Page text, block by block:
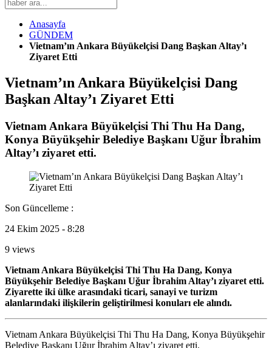
Anasayfa
GÜNDEM
Vietnam’ın Ankara Büyükelçisi Dang Başkan Altay’ı
Ziyaret Etti
Vietnam’ın Ankara Büyükelçisi Dang
Başkan Altay’ı Ziyaret Etti
Vietnam Ankara Büyükelçisi Thi Thu Ha Dang,
Konya Büyükşehir Belediye Başkanı Uğur İbrahim
Altay’ı ziyaret etti.
Son Güncelleme :
24 Ekim 2025 - 8:28
9 views
Vietnam Ankara Büyükelçisi Thi Thu Ha Dang, Konya
Büyükşehir Belediye Başkanı Uğur İbrahim Altay’ı ziyaret etti.
Ziyarette iki ülke arasındaki ticari, sanayi ve turizm
alanlarındaki ilişkilerin geliştirilmesi konuları ele alındı.
Vietnam Ankara Büyükelçisi Thi Thu Ha Dang, Konya Büyükşehir
Belediye Başkanı Uğur İbrahim Altay’ı ziyaret etti.